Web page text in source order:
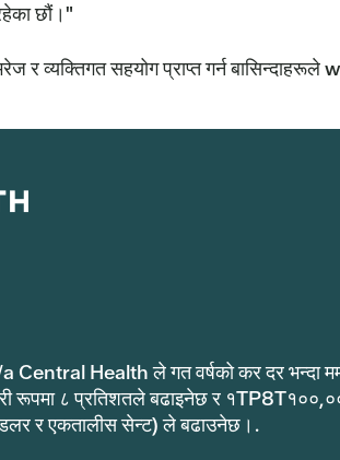
छौं।"
र व्यक्तिगत सहयोग प्राप्त गर्न
Health ले गत वर्षको कर दर भन्दा
रूपमा ८ प्रतिशतले बढाइनेछ र
र एकतालीस सेन्ट) ले बढाउनेछ।.